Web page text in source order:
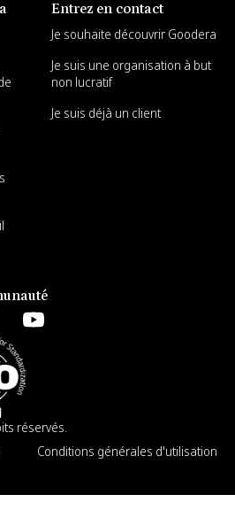
Entrez en contact
Je souhaite découvrir Goodera
Je suis une organisation à but
non lucratif
Je suis déjà un client
réservés.
Conditions générales d'utilisation